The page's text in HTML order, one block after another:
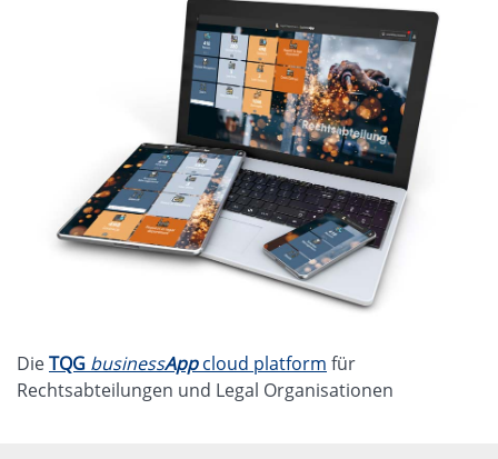
DieTQG businessAppcloud platform für
Rechtsabteilungen und Legal Organisationen